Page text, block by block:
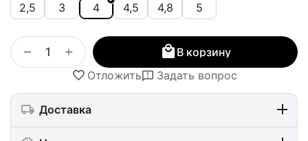
2,5
3 4 4,5 4,8 5
+
−
В корзину
Отложить
Задать вопрос
Доставка